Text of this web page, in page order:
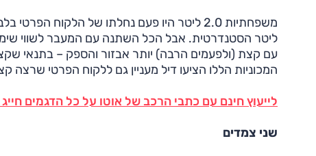
ליטר הסטנדרטית. אבל הכל השתנה עם המעבר לשווי
עם קצת (ולפעמים הרבה) יותר אבזור והספק – בתנאי
המכוניות הללו הציעו דיל מעניין גם ללקוח הפרטי שרצה
לייעוץ חינם עם כתבי הרכב של אוטו על כל הדגמים חייג ל-3262* או לחץ
שני צמדים